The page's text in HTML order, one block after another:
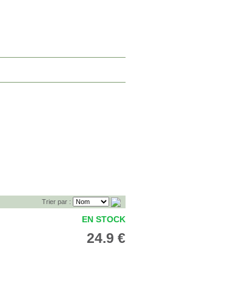
Trier par :
EN STOCK
24.9 €